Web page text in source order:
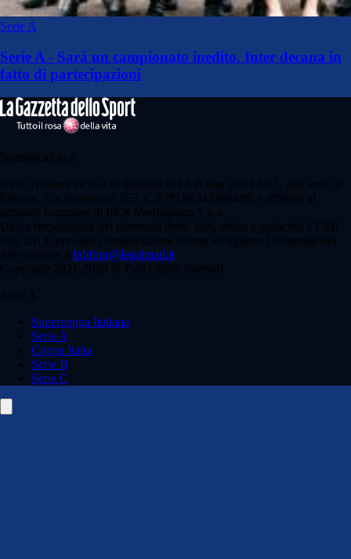
Serie A
Serie A - Sarà un campionato inedito. Inter decana in
fatto di partecipazioni
Numericalcio.it
Il sito Numericalcio.it di titolarità di FAB four 2013 S.r.l., con sede in
Firenze, Via Bolognese 263, C.F./PI 06342490486, è affiliato al
network Gazzanet di RCS Mediagroup S.p.a..
Unico responsabile dei contenuti (testi, foto, video e grafiche) è FAB
four 2013; per ogni comunicazione avente ad oggetto i contenuti del
Sito scrivere a fabfour@legalmail.it
Copyright 2021-2026 © Tutti i diritti riservati.
Serie A
Supercoppa Italiana
Serie A
Coppa Italia
Serie B
Serie C